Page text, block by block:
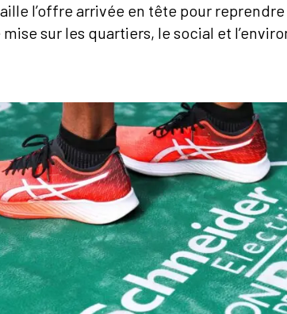
l’offre arrivée en tête pour
sur les quartiers, le social et